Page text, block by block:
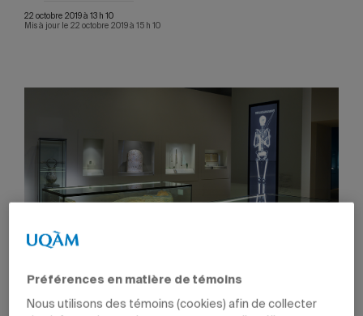
22 octobre 2019 à 13 h 10
Mis à jour le 22 octobre 2019 à 15 h 10
Préférences en matière de témoins
Nous utilisons des témoins (cookies) afin de collecter